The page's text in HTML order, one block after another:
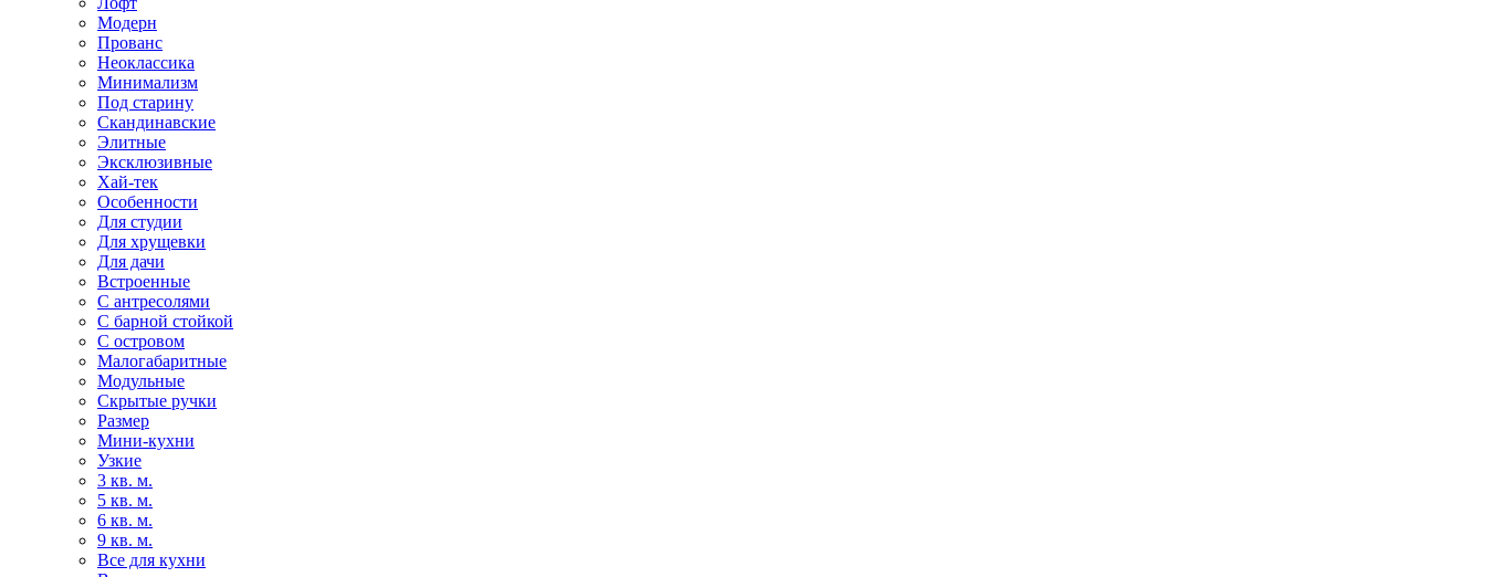
Модерн
Прованс
Неоклассика
Минимализм
Под старину
Скандинавские
Элитные
Эксклюзивные
Хай-тек
Особенности
Для студии
Для хрущевки
Для дачи
Встроенные
С антресолями
С барной стойкой
С островом
Малогабаритные
Модульные
Скрытые ручки
Размер
Мини-кухни
Узкие
3 кв. м.
5 кв. м.
6 кв. м.
9 кв. м.
Все для кухни